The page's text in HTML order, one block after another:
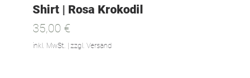
Shirt | Rosa Krokodil
Preis
35,00 €
inkl. MwSt. | zzgl. Versand